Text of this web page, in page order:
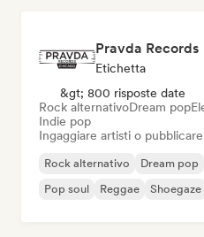
Pravda Records
Etichetta
&gt; 800 risposte date
Rock alternativoDream pop
Indie pop
Ingaggiare artisti o
Rock alternativo Dream pop
Pop soul
Reggae Shoegaze